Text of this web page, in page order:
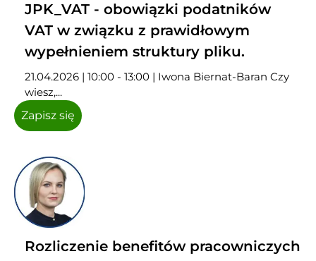
JPK_VAT - obowiązki podatników
VAT w związku z prawidłowym
wypełnieniem struktury pliku.
21.04.2026 | 10:00 - 13:00 | Iwona Biernat-Baran Czy
wiesz,...
Zapisz się
Rozliczenie benefitów pracowniczych